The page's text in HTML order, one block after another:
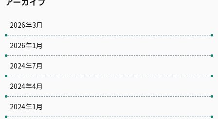
2026年3月
2026年1月
2024年7月
2024年4月
2024年1月